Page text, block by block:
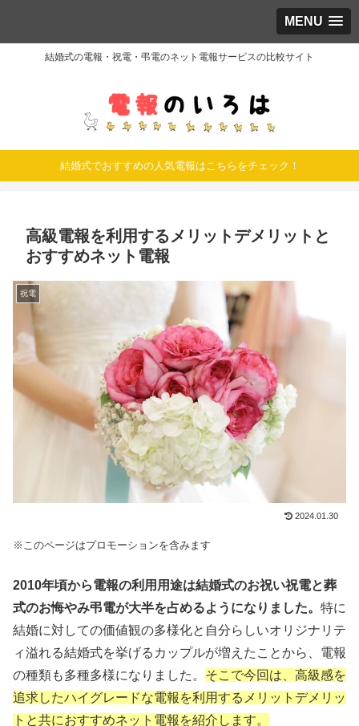
MENU
結婚式の電報・祝電・弔電のネット電報サービスの比較サイト
結婚式でおすすめの人気電報はこちらをチェック！
高級電報を利用するメリットデメリットと
おすすめネット電報
祝電
2024.01.30
※このページはプロモーションを含みます
2010年頃から電報の利用用途は結婚式のお祝い祝電と葬
式のお悔やみ弔電が大半を占めるようになりました。 特に
結婚に対しての価値観の多様化と自分らしいオリジナリテ
ィ溢れる結婚式を挙げるカップルが増えたことから、電報
の種類も多種多様になりました。 そこで今回は、高級感を
追求したハイグレードな電報を利用するメリットデメリッ
トと共におすすめネット電報を紹介します。